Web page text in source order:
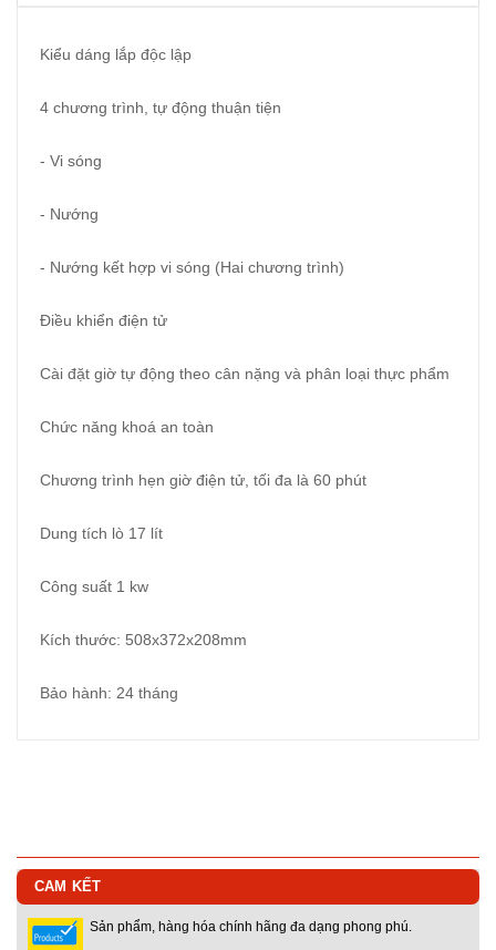
Kiểu dáng lắp độc lập
4 chương trình, tự động thuận tiện
- Vi sóng
- Nướng
- Nướng kết hợp vi sóng (Hai chương trình)
Điều khiển điện tử
Cài đặt giờ tự động theo cân nặng và phân loại thực phẩm
Chức năng khoá an toàn
Chương trình hẹn giờ điện tử, tối đa là 60 phút
Dung tích lò 17 lít
Công suất 1 kw
Kích thước: 508x372x208mm
Bảo hành: 24 tháng
CAM KẾT
Sản phẩm, hàng hóa chính hãng đa dạng phong phú.